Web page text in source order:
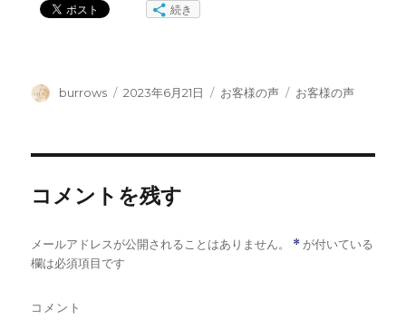
続き
投
burrows
投
2023年6月21日
カ
お客様の声
タ
お客様の声
コメントを残す
メールアドレスが公開されることはありません。 * が付いている
欄は必須項目です
コメント